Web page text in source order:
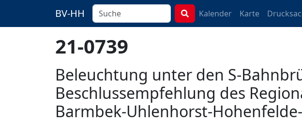
BV-HH Kalender Karte
21-0739
Beleuchtung unter den S-
Beschlussempfehlung des
Barmbek-Uhlenhorst-